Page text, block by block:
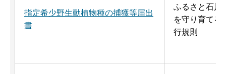
指定希少野生動植物種の捕獲等届出
書
ふるさと石川
を守り育てる
行規則